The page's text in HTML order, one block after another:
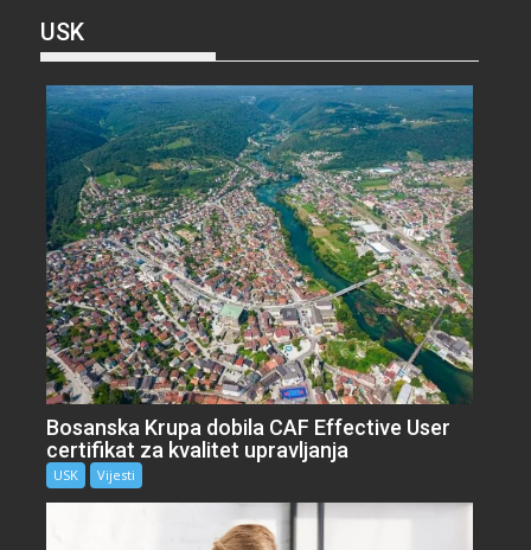
USK
Bosanska Krupa dobila CAF Effective User
certifikat za kvalitet upravljanja
USK Vijesti